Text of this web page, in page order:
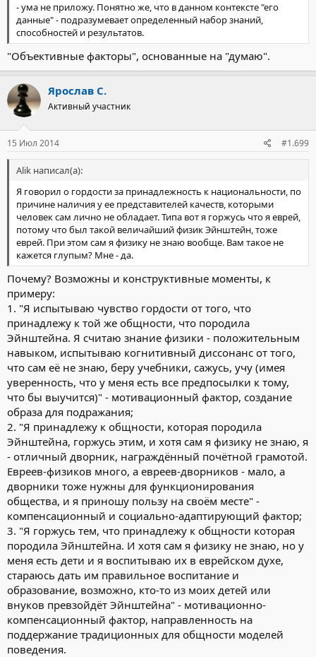
- ума не приложу. Понятно же, что в данном контексте "его
данные" - подразумевает определенный набор знаний,
способностей и результатов.
"Объективные факторы", основанные на "думаю".
Ярослав С.
Активный участник
15 Июл 2014 #1.699
Alik написал(а):
Я говорил о гордости за принадлежность к национальности, по
причине наличия у ее представителей качеств, которыми
человек сам лично не обладает. Типа вот я горжусь что я еврей,
потому что был такой величайший физик Эйнштейн, тоже
еврей. При этом сам я физику не знаю вообще. Вам такое не
кажется глупым? Мне - да.
Почему? Возможны и конструктивные моменты, к
примеру:
1. "Я испытываю чувство гордости от того, что
принадлежу к той же общности, что породила
Эйнштейна. Я считаю знание физики - положительным
навыком, испытываю когнитивный диссонанс от того,
что сам её не знаю, беру учебники, сажусь, учу (имея
уверенность, что у меня есть все предпосылки к тому,
что бы выучится)" - мотивационный фактор, создание
образа для подражания;
2. "Я принадлежу к общности, которая породила
Эйнштейна, горжусь этим, и хотя сам я физику не знаю, я
- отличный дворник, награждённый почётной грамотой.
Евреев-физиков много, а евреев-дворников - мало, а
дворники тоже нужны для функционирования
общества, и я приношу пользу на своём месте" -
компенсационный и социально-адаптирующий фактор;
3. "Я горжусь тем, что принадлежу к общности которая
породила Эйнштейна. И хотя сам я физику не знаю, но у
меня есть дети и я воспитываю их в еврейском духе,
стараюсь дать им правильное воспитание и
образование, возможно, кто-то из моих детей или
внуков превзойдёт Эйнштейна" - мотивационно-
компенсационный фактор, направленность на
поддержание традиционных для общности моделей
поведения.